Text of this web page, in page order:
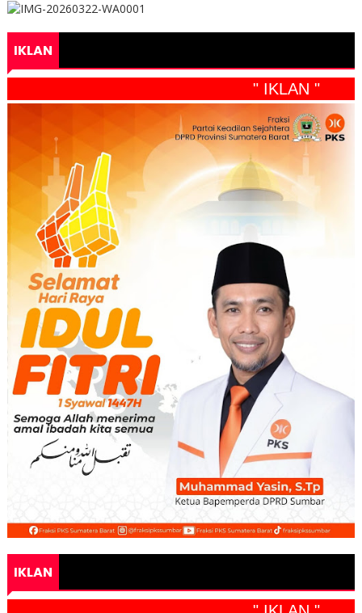
IKLAN
" IKLAN "
IKLAN